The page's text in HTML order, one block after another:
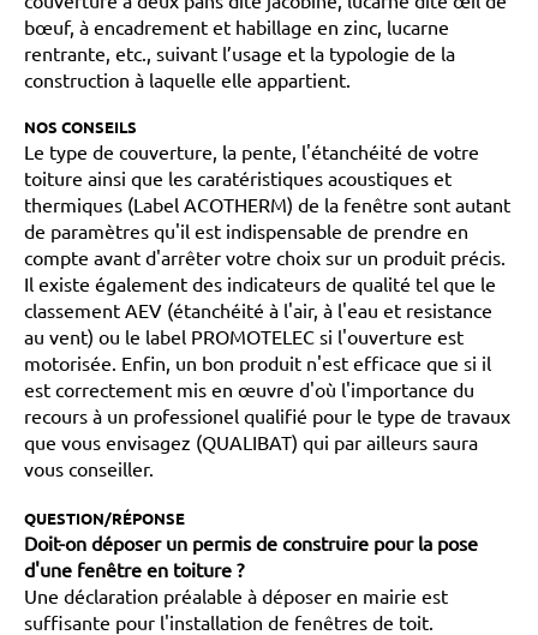
bœuf, à encadrement et habillage en zinc, lucarne
rentrante, etc., suivant l’usage et la typologie de la
construction à laquelle elle appartient.
NOS CONSEILS
Le type de couverture, la pente, l'étanchéité de votre
toiture ainsi que les caratéristiques acoustiques et
thermiques (Label ACOTHERM) de la fenêtre sont autant
de paramètres qu'il est indispensable de prendre en
compte avant d'arrêter votre choix sur un produit précis.
Il existe également des indicateurs de qualité tel que le
classement AEV (étanchéité à l'air, à l'eau et resistance
au vent) ou le label PROMOTELEC si l'ouverture est
motorisée. Enfin, un bon produit n'est efficace que si il
est correctement mis en œuvre d'où l'importance du
recours à un professionel qualifié pour le type de travaux
que vous envisagez (QUALIBAT) qui par ailleurs saura
vous conseiller.
QUESTION/RÉPONSE
Doit-on déposer un permis de construire pour la pose
d'une fenêtre en toiture ?
Une déclaration préalable à déposer en mairie est
suffisante pour l'installation de fenêtres de toit.